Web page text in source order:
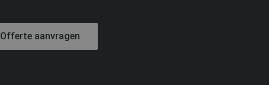
Offerte aanvragen